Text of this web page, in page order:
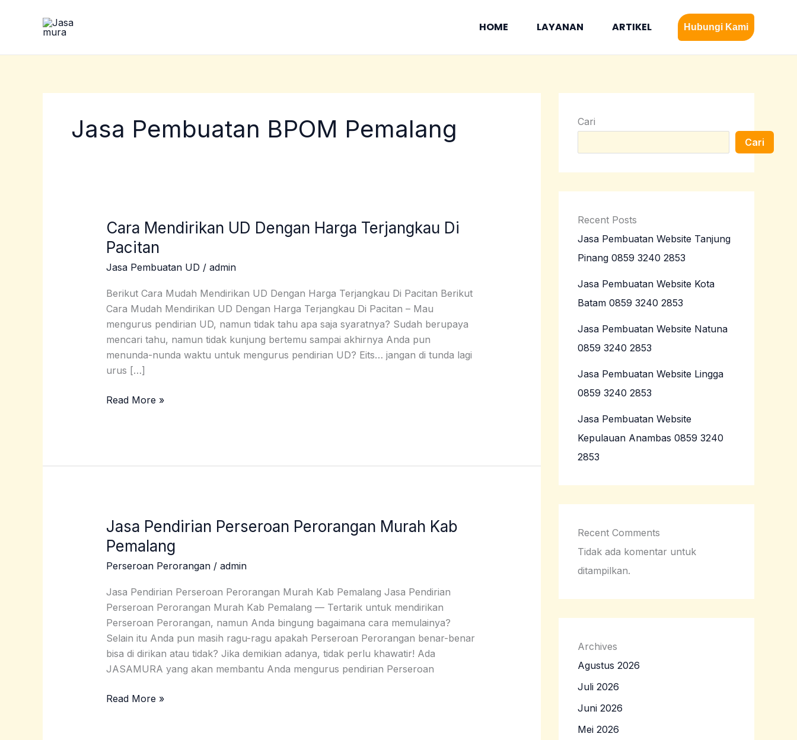
HOME LAYANAN ARTIKEL Hubungi Kami
Jasa Pembuatan BPOM Pemalang
Cara Mendirikan UD Dengan Harga Terjangkau Di
Pacitan
Jasa Pembuatan UD / admin
Berikut Cara Mudah Mendirikan UD Dengan Harga Terjangkau Di Pacitan Berikut
Cara Mudah Mendirikan UD Dengan Harga Terjangkau Di Pacitan – Mau
mengurus pendirian UD, namun tidak tahu apa saja syaratnya? Sudah berupaya
mencari tahu, namun tidak kunjung bertemu sampai akhirnya Anda pun
menunda-nunda waktu untuk mengurus pendirian UD? Eits… jangan di tunda lagi
urus […]
Cara
Mendirikan
UD
Dengan
Harga
Terjangkau
Pacitan
Read More »
Jasa Pendirian Perseroan Perorangan Murah Kab
Pemalang
Perseroan Perorangan/ admin
Jasa Pendirian Perseroan Perorangan Murah Kab Pemalang Jasa Pendirian
Perseroan Perorangan Murah Kab Pemalang — Tertarik untuk mendirikan
Perseroan Perorangan, namun Anda bingung bagaimana cara memulainya?
Selain itu Anda pun masih ragu-ragu apakah Perseroan Perorangan benar-benar
bisa di dirikan atau tidak? Jika demikian adanya, tidak perlu khawatir! Ada
JASAMURA yang akan membantu Anda mengurus pendirian Perseroan
Jasa
Pendirian
Perseroan
Perorangan
Murah
Kab
Pemalang
Read More »
Cari
Cari
Recent Posts
Jasa Pembuatan Website Tanjung
Pinang 0859 3240 2853
Jasa Pembuatan Website Kota
Batam 0859 3240 2853
Jasa Pembuatan Website Natuna
0859 3240 2853
Jasa Pembuatan Website Lingga
0859 3240 2853
Jasa Pembuatan Website
Kepulauan Anambas 0859 3240
2853
Recent Comments
Tidak ada komentar untuk
ditampilkan.
Archives
Agustus 2026
Juli 2026
Juni 2026
Mei 2026